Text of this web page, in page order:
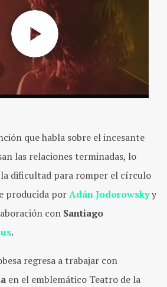
que habla sobre el incesante
las relaciones terminadas, lo
dificultad para romper el círculo
producida porAdán Jodorowskyy
con Santiago
.
regresa a trabajar con
en el emblemático Teatro de la